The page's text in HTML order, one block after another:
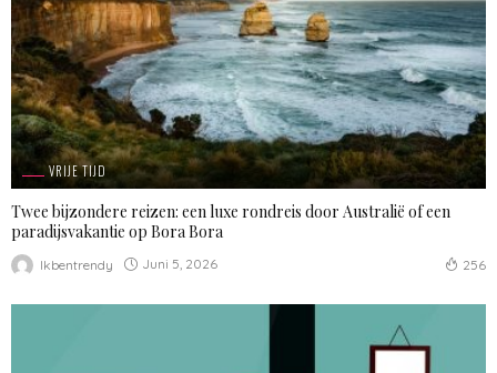
VRIJE TIJD
Twee bijzondere reizen: een luxe rondreis door Australië of een
paradijsvakantie op Bora Bora
Ikbentrendy Juni 5, 2026 256